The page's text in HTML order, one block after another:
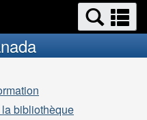
et
bibliothèque